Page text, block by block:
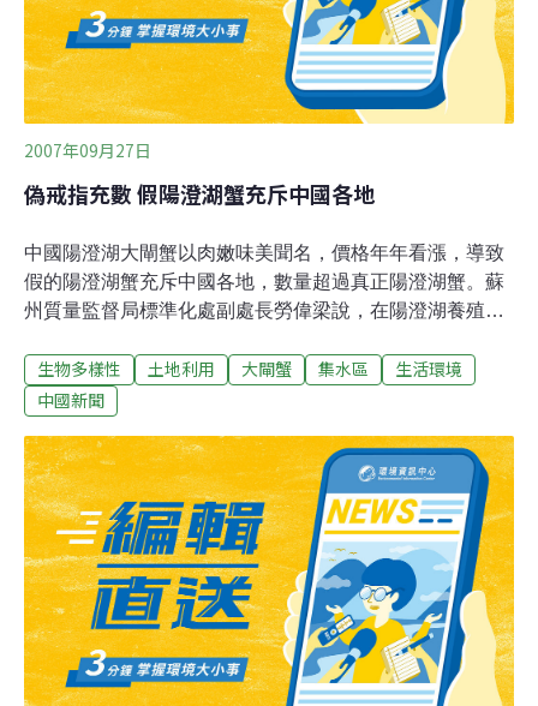
2007年09月27日
偽戒指充數 假陽澄湖蟹充斥中國各地
中國陽澄湖大閘蟹以肉嫩味美聞名，價格年年看漲，導致
假的陽澄湖蟹充斥中國各地，數量超過真正陽澄湖蟹。蘇
州質量監督局標準化處副處長勞偉梁說，在陽澄湖養殖水
地，假蟹有可能是真蟹的100倍。蘇州質量監督局及陽澄
湖大閘蟹行業協會歷年來採取多種防偽措施防範假貨：
起戴防偽戒指，且年年升級，例如今年的防偽戒指後蓋加
上網格，以有效保護戒指內的串碼。蘇州工業園區唯亭鎮
是陽澄湖大閘蟹核心產區，當地有「天下螃蟹在陽澄湖，
陽澄湖螃蟹在唯亭」的說法。在唯亭鎮最熱鬧的美食街，
幾乎家家餐廳都打著「吃正宗陽澄湖大閘蟹」的招牌，但
很多螃蟹都沒有戴防偽戒指。目前還出現假戒指通過假短
信查詢系統蒙蔽顧客，如果發現，將通知電信部門取締。
生物多樣性 土地利用 大閘蟹 集水區
生活環境
中國新聞